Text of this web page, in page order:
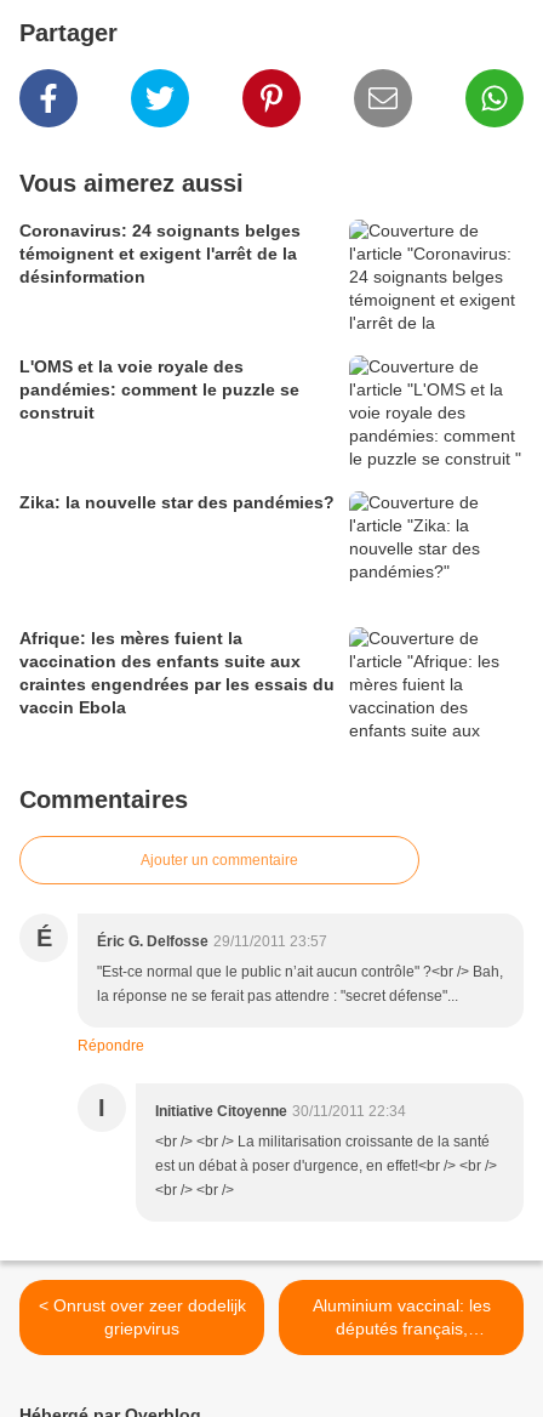
Partager
Vous aimerez aussi
Coronavirus: 24 soignants belges
témoignent et exigent l'arrêt de la
désinformation
L'OMS et la voie royale des
pandémies: comment le puzzle se
construit
Zika: la nouvelle star des pandémies?
Afrique: les mères fuient la
vaccination des enfants suite aux
craintes engendrées par les essais du
vaccin Ebola
Commentaires
Ajouter un commentaire
É Éric G. Delfosse 29/11/2011 23:57
"Est-ce normal que le public n’ait aucun contrôle" ?<br /> Bah,
la réponse ne se ferait pas attendre : "secret défense"...
Répondre
I Initiative Citoyenne 30/11/2011 22:34
<br /> <br /> La militarisation croissante de la santé
est un débat à poser d'urgence, en effet!<br /> <br />
<br /> <br />
< Onrust over zeer dodelijk
griepvirus
Aluminium vaccinal: les
députés français,
conscients des dangers! >